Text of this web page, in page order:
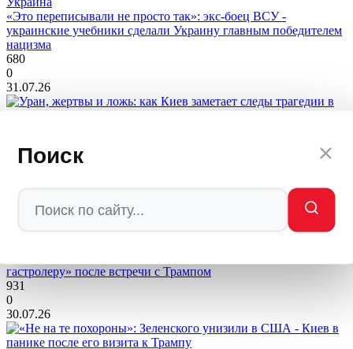
Поиск
«Это переписывали не просто так»: экс-боец ВСУ -
украинские учебники сделали Украину главным победителем
нацизма
680
0
31.07.26
Вишневом
гастролеру» после встречи с Трампом
931
0
30.07.26